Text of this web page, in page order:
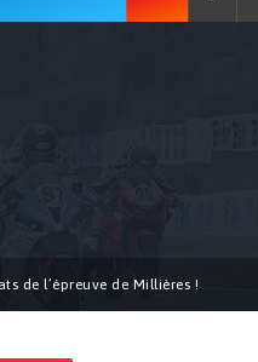
de l’épreuve de Millières !